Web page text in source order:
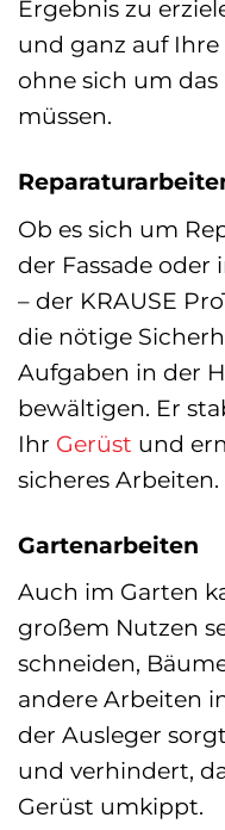
Ergebnis zu
und ganz auf
ohne sich um
müssen.
Ob es sich um
der Fassade
– der KRAUSE
die nötige
Aufgaben in der
bewältigen. Er
Ihr Gerüst und
sicheres Arbeiten.
Gartenarbeiten
Auch im Garten
großem Nutzen
schneiden,
andere Arbeiten
der Ausleger
und verhindert,
Gerüst umkippt.